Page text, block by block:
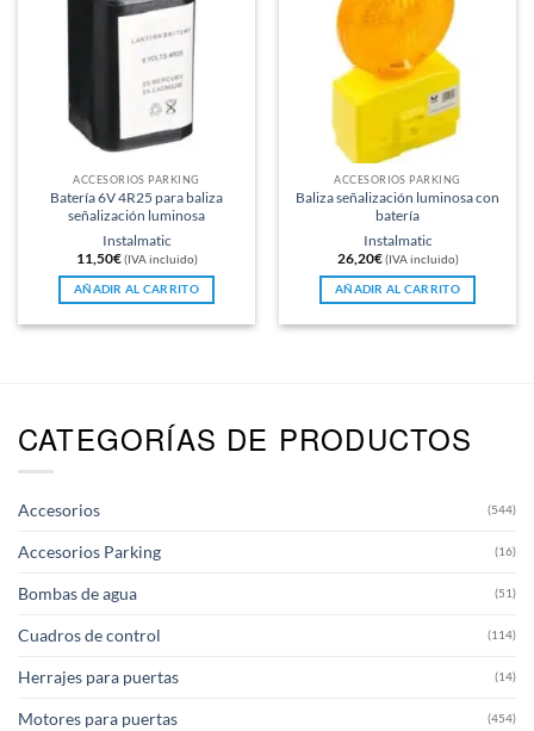
ACCESORIOS PARKING
Batería 6V 4R25 para baliza
señalización luminosa
Instalmatic
11,50€ (IVA incluido)
AÑADIR AL CARRITO
ACCESORIOS PARKING
Baliza señalización luminosa con
batería
Instalmatic
26,20€ (IVA incluido)
AÑADIR AL CARRITO
CATEGORÍAS DE PRODUCTOS
Accesorios (544)
Accesorios Parking (16)
Bombas de agua (51)
Cuadros de control (114)
Herrajes para puertas (14)
Motores para puertas (454)